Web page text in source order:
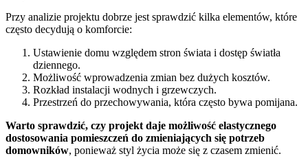
Przy analizie projektu dobrze jest sprawdzić kilka elementów, które
często decydują o komforcie:
Ustawienie domu względem stron świata i dostęp światła
dziennego.
Możliwość wprowadzenia zmian bez dużych kosztów.
Rozkład instalacji wodnych i grzewczych.
Przestrzeń do przechowywania, która często bywa pomijana.
Warto sprawdzić, czy projekt daje możliwość elastycznego
dostosowania pomieszczeń do zmieniających się potrzeb
domowników, ponieważ styl życia może się z czasem zmienić.